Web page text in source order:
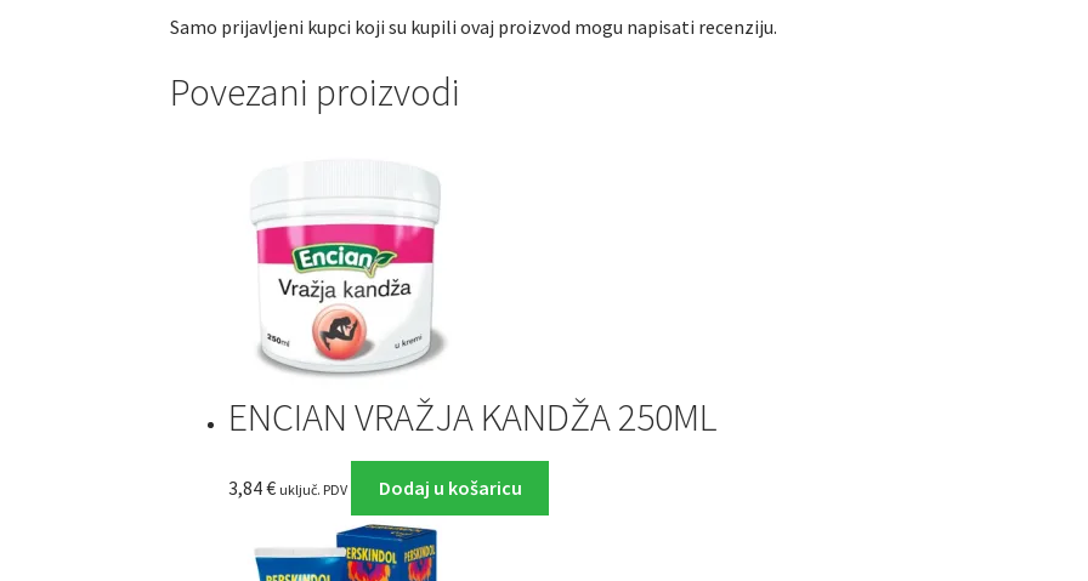
Samo prijavljeni kupci koji su kupili ovaj proizvod mogu napisati recenziju.
Povezani proizvodi
ENCIAN VRAŽJA KANDŽA 250ML
3,84€ uključ. PDV Dodaj u košaricu